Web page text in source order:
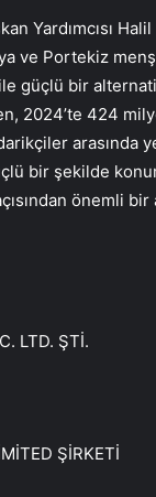
Yardımcısı
ve Portekiz
güçlü bir
2024’te 424
arasında
bir şekilde
önemli
LTD. ŞTİ.
ŞİRKETİ